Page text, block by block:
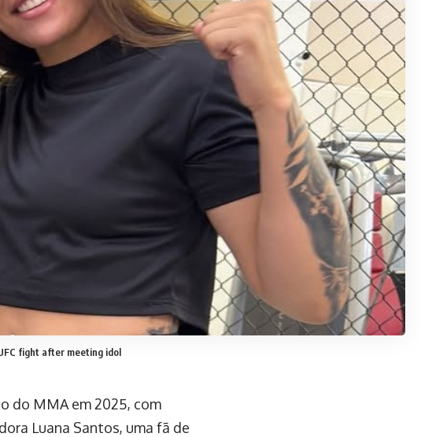
fight after meeting idol
do MMA em 2025, com
Luana Santos, uma fã de